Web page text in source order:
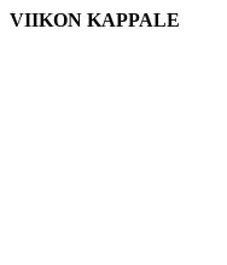
VIIKON KAPPALE